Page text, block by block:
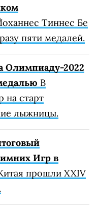
Тиннес Бе
пяти медалей.
Олимпиаду-2022
В
на старт
лыжницы.
Игр в
прошли XXIV